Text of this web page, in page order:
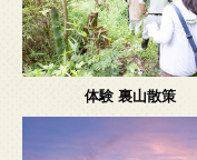
体験 裏山散策